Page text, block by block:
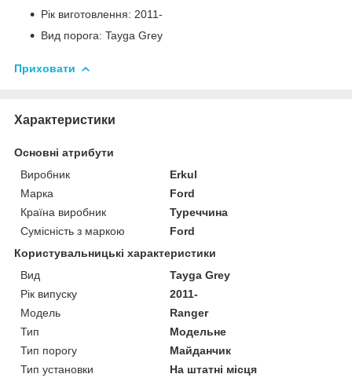
Рік виготовлення: 2011-
Вид порога: Tayga Grey
Приховати
Характеристики
Основні атрибути
Виробник
Erkul
Марка
Ford
Країна виробник
Туреччина
Сумісність з маркою
Ford
Користувальницькі характеристики
Вид
Tayga Grey
Рік випуску
2011-
Мoдель
Ranger
Тип
Модельне
Тип порогу
Майданчик
Тип установки
На штатні місця